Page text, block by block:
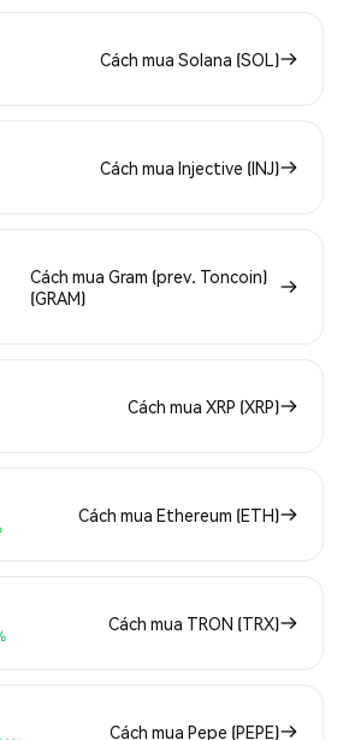
Cách mua Solana (SOL)
Cách mua Injective (INJ)
Cách mua Gram (prev. Toncoin)
(GRAM)
Cách mua XRP (XRP)
Cách mua Ethereum (ETH)
Cách mua TRON (TRX)
Cách mua Pepe (PEPE)